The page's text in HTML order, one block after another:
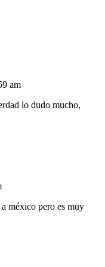
am
lo dudo mucho,
méxico pero es muy